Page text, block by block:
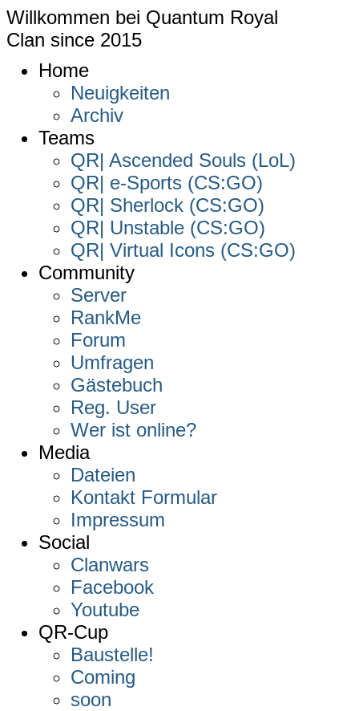
Willkommen bei Quantum Royal
Clan since 2015
Home
Neuigkeiten
Archiv
Teams
QR| Ascended Souls (LoL)
QR| e-Sports (CS:GO)
QR| Sherlock (CS:GO)
QR| Unstable (CS:GO)
QR| Virtual Icons (CS:GO)
Community
Server
RankMe
Forum
Umfragen
Gästebuch
Reg. User
Wer ist online?
Media
Dateien
Kontakt Formular
Impressum
Social
Clanwars
Facebook
Youtube
QR-Cup
Baustelle!
Coming
soon